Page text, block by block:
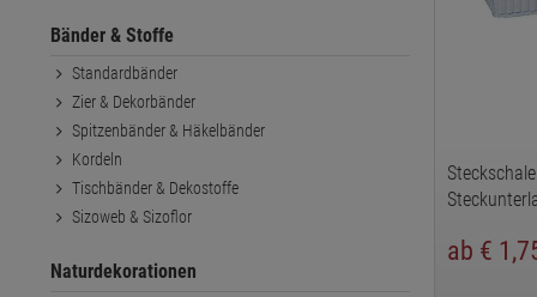
ab €
Bänder & Stoffe
Standardbänder
Zier & Dekorbänder
Spitzenbänder & Häkelbänder
Kordeln
Tischbänder & Dekostoffe
Sizoweb & Sizoflor
Naturdekorationen